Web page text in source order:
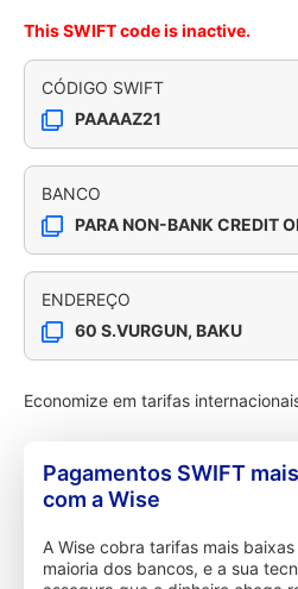
This SWIFT code is inactive.
CÓDIGO SWIFT
PAAAAZ21
BANCO
PARA NON-BANK CREDIT
ENDEREÇO
60 S.VURGUN, BAKU
Economize em tarifas
Pagamentos SWIFT
com a Wise
A Wise cobra tarifas mais
maioria dos bancos, e a sua